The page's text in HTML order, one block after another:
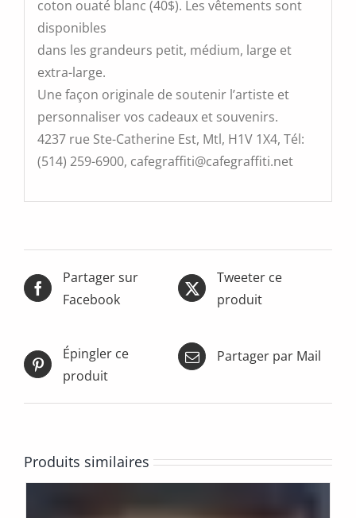
coton ouaté blanc (40$). Les vêtements sont
disponibles
dans les grandeurs petit, médium, large et
extra-large.
Une façon originale de soutenir l’artiste et
personnaliser vos cadeaux et souvenirs.
4237 rue Ste-Catherine Est, Mtl, H1V 1X4, Tél:
(514) 259-6900, cafegraffiti@cafegraffiti.net
Partager sur
Facebook
Tweeter ce
produit
Épingler ce
produit
Partager par Mail
Produits similaires